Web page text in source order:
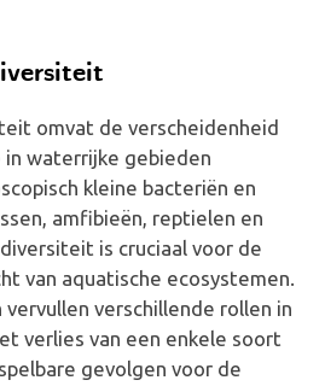
omvat de verscheidenheid
in waterrijke gebieden
kleine bacteriën en
amfibieën, reptielen en
is cruciaal voor de
van aquatische ecosystemen.
verschillende rollen in
verlies van een enkele soort
gevolgen voor de